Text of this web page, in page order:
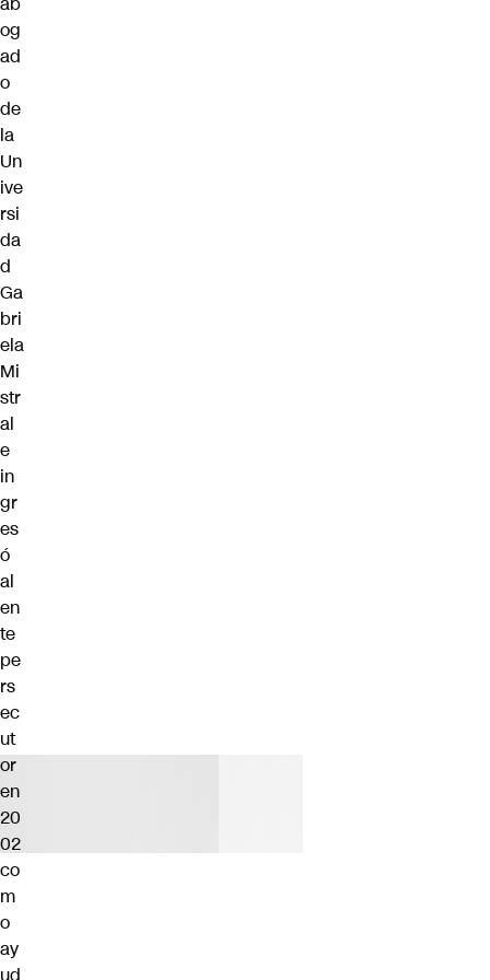
og
ad
o
de
la
Un
ive
rsi
da
d
Ga
bri
ela
Mi
str
al
e
in
gr
es
ó
al
en
te
pe
rs
ec
ut
or
en
20
02
co
m
o
ay
ud